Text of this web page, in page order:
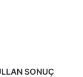
SONUÇ